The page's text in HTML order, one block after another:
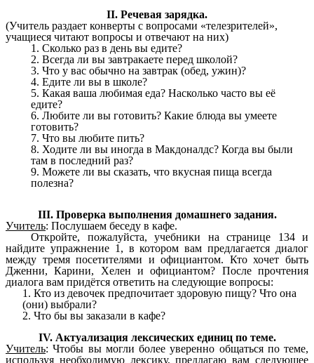
II. Речевая зарядка.
(Учитель раздает конверты с вопросами «телезрителей»,
учащиеся читают вопросы и отвечают на них)
1. Сколько раз в день вы едите?
2. Всегда ли вы завтракаете перед школой?
3. Что у вас обычно на завтрак (обед, ужин)?
4. Едите ли вы в школе?
5. Какая ваша любимая еда? Насколько часто вы её
едите?
6. Любите ли вы готовить? Какие блюда вы умеете
готовить?
7. Что вы любите пить?
8. Ходите ли вы иногда в Макдоналдс? Когда вы были
там в последний раз?
9. Можете ли вы сказать, что вкусная пища всегда
полезна?
III. Проверка выполнения домашнего задания.
Учитель: Послушаем беседу в кафе.
Откройте, пожалуйста, учебники на странице 134 и
найдите упражнение 1, в котором вам предлагается диалог
между тремя посетителями и официантом. Кто хочет быть
Дженни, Карини, Хелен и официантом? После прочтения
диалога вам придётся ответить на следующие вопросы:
1. Кто из девочек предпочитает здоровую пищу? Что она
(они) выбрали?
2. Что бы вы заказали в кафе?
IV. Актуализация лексических единиц по теме.
Учитель: Чтобы вы могли более уверенно общаться по теме,
используя необходимую лексику, предлагаю вам следующее